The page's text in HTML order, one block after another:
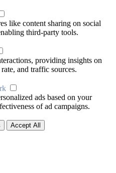
like content sharing on social
third-party tools.
providing insights on
and traffic sources.
ads based on your
of ad campaigns.
Accept All